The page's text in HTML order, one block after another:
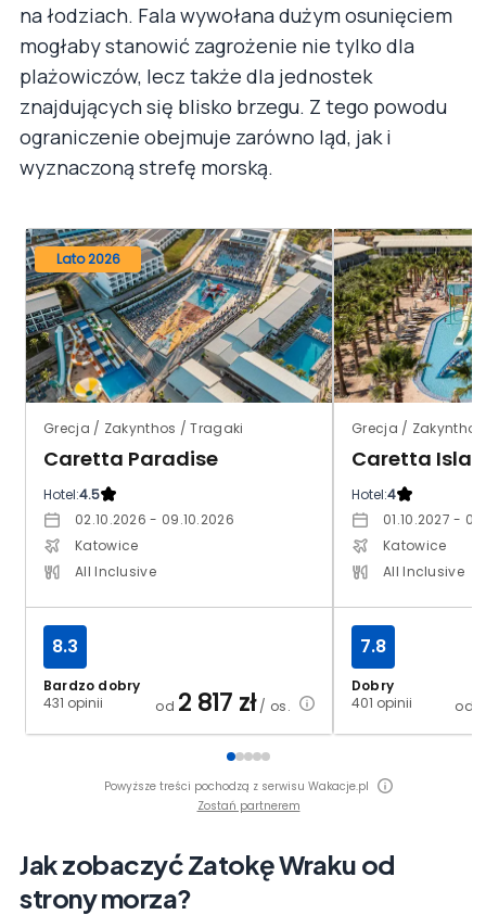
na łodziach. Fala wywołana dużym osunięciem
mogłaby stanowić zagrożenie nie tylko dla
plażowiczów, lecz także dla jednostek
znajdujących się blisko brzegu. Z tego powodu
ograniczenie obejmuje zarówno ląd, jak i
wyznaczoną strefę morską.
Lato 2026
Grecja / Zakynthos / Tragaki
Caretta Paradise
Hotel:4.5
02.10.2026 - 09.10.2026
Katowice
All Inclusive
Bardzo dobry
431 opinii
8.3
od 2 817 zł/ os.
Grecja /
Caretta
Hotel:4
01.10.2027 -
Katowice
All Inclusive
Dobry
401 opinii
7.8
od
Powyższe treści pochodzą z serwisu Wakacje.pl
Zostań partnerem
Jak zobaczyć Zatokę Wraku od
strony morza?